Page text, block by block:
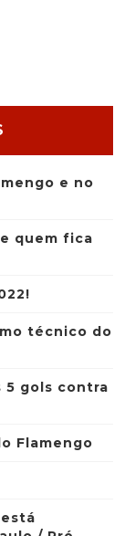
e no
quem fica
técnico do
5 gols contra
Flamengo